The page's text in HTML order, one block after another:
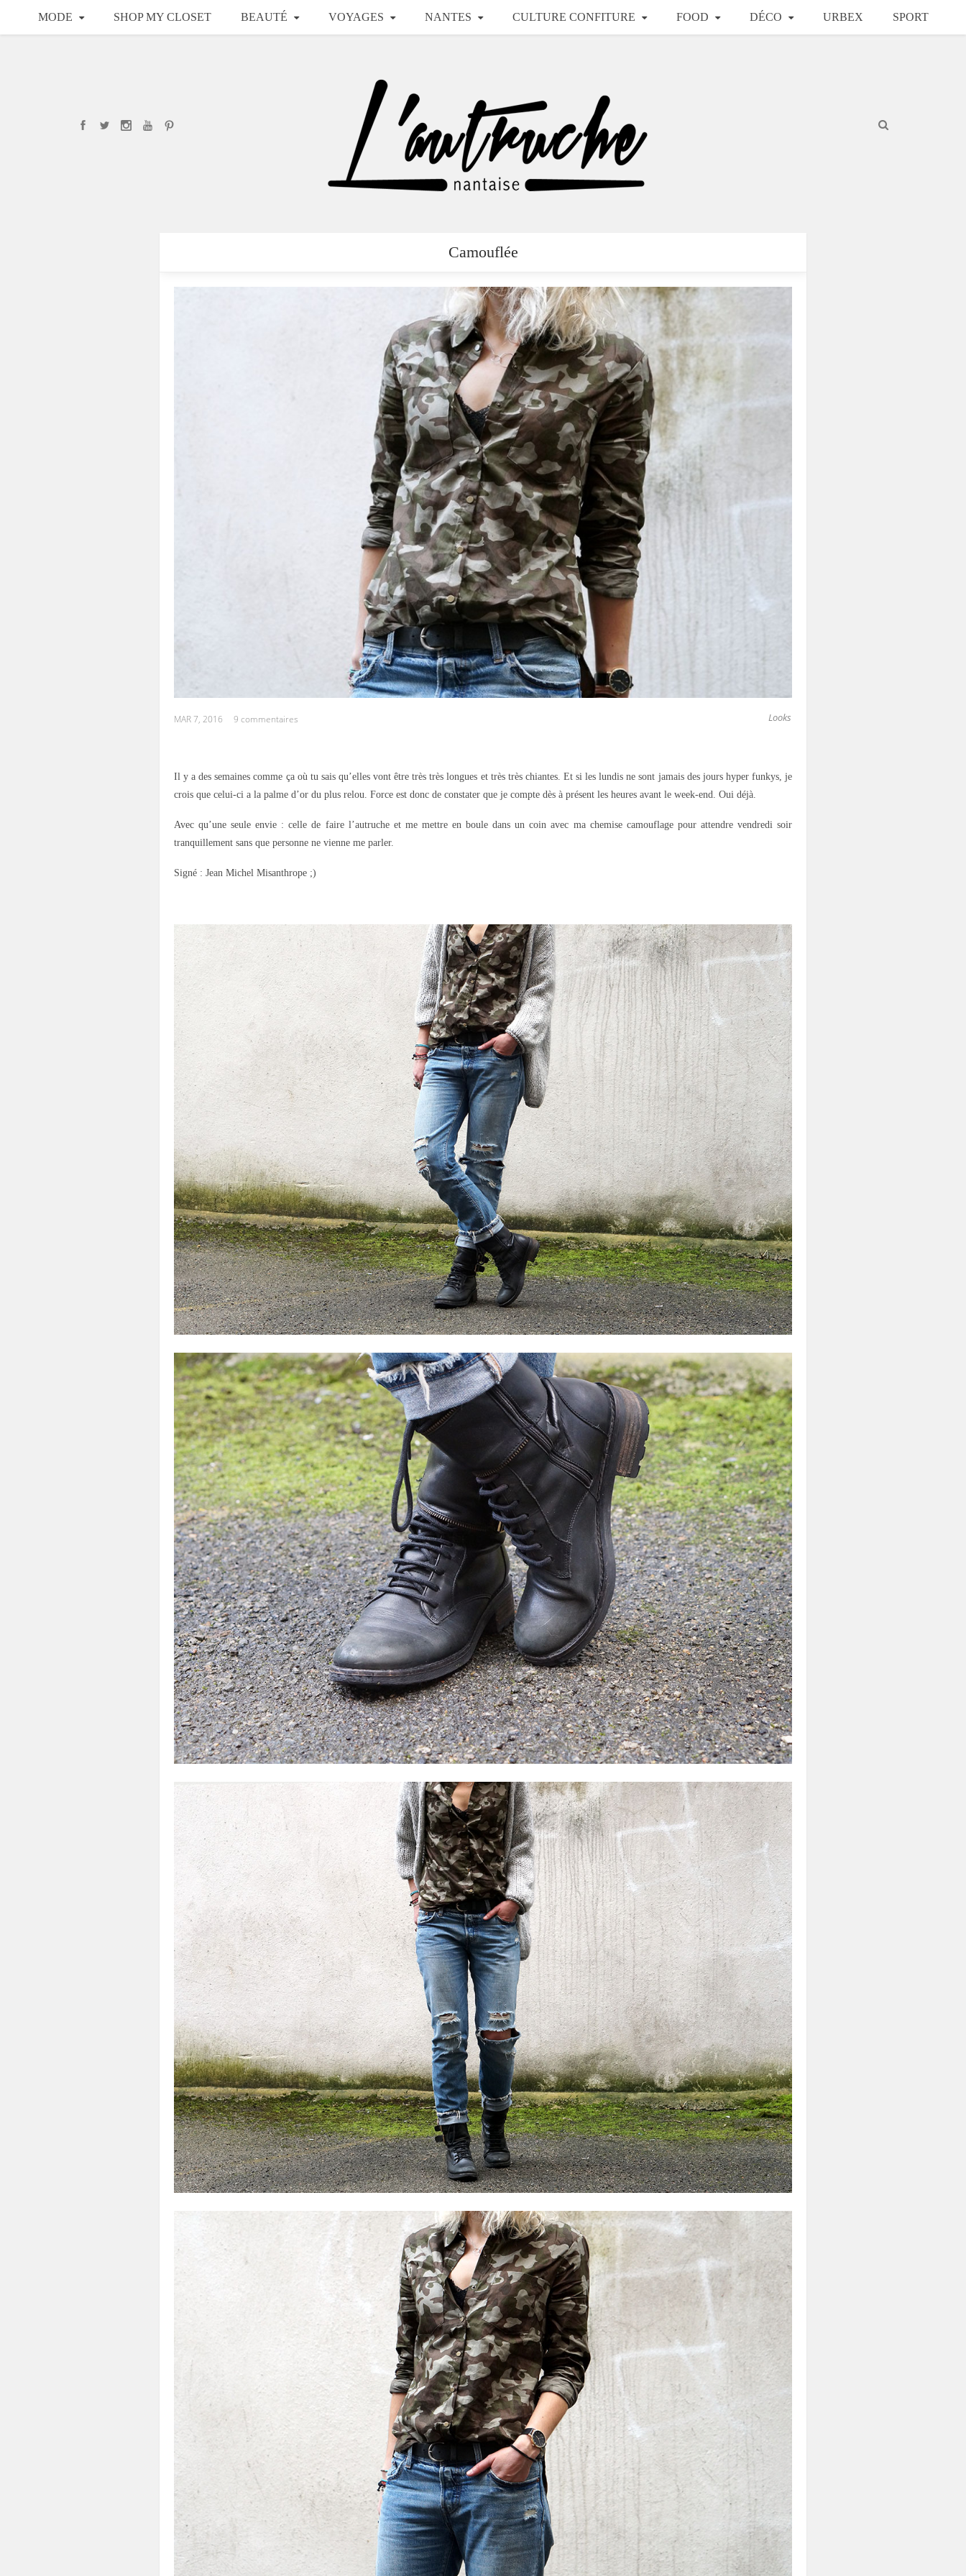
MODE SHOP MY CLOSET BEAUTÉ VOYAGES NANTES CULTURE CONFITURE FOOD DÉCO URBEX SPORT
Camouflée
Looks
MAR 7, 2016 9 commentaires
Il y a des semaines comme ça où tu sais qu’elles vont être très très longues et très très chiantes. Et si les lundis ne sont jamais des jours hyper funkys, je
crois que celui-ci a la palme d’or du plus relou. Force est donc de constater que je compte dès à présent les heures avant le week-end. Oui déjà.
Avec qu’une seule envie : celle de faire l’autruche et me mettre en boule dans un coin avec ma chemise camouflage pour attendre vendredi soir
tranquillement sans que personne ne vienne me parler.
Signé : Jean Michel Misanthrope ;)